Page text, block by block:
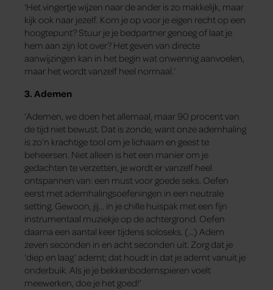
‘Het vingertje wijzen naar de ander is zo makkelijk, maar
kijk ook naar jezelf. Kom je op voor je eigen recht op een
hoogtepunt? Stuur je je bedpartner genoeg of laat je
hem aan zijn lot over? Het geven van directe
aanwijzingen kan in het begin wat onwennig aanvoelen,
maar het wordt vanzelf heel normaal.’
3. Ademen
‘Ademen, we doen het allemaal, maar 90 procent van
de tijd niet bewust. Dat is zonde, want onze ademhaling
is zo’n krachtige tool om je lichaam en geest te
beheersen. Niet alleen is het een manier om je
gedachten te verzetten, je wordt er vanzelf heel
ontspannen van: een must voor goede seks. Oefen
eerst met ademhalingsoefeningen in een neutrale
setting. Gewoon, jij… in je chille huispak met een fijn
instrumentaal muziekje op de achtergrond. Oefen
daarna een aantal keer tijdens soloseks. (…) Adem
zeven seconden in en acht seconden uit. Zorg dat je
‘diep en laag’ ademt; dat houdt in dat je ademt vanuit je
onderbuik. Als je je bekkenbodemspieren voelt
meewerken, doe je het goed!’